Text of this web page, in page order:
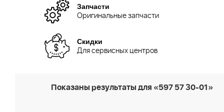
Запчасти
Оригинальные запчасти
Скидки
Для сервисных центров
Показаны результаты для «597 57 30-01»